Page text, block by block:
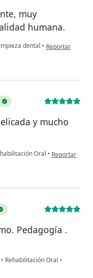
muy
humana.
dental • en opinión del
Reportar
y mucho
Oral • en opinión
Reportar
Pedagogía .
• Rehabilitación Oral •